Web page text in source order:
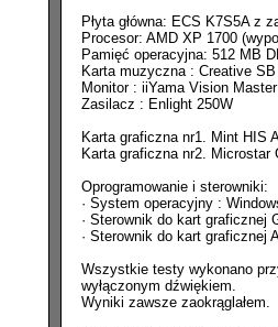
Płyta główna: ECS K7S5A z
Procesor: AMD XP 1700
Pamięć operacyjna: 512 MB
Karta muzyczna : Creative
Monitor : iiYama Vision
Zasilacz : Enlight 250W
Karta graficzna nr1. Mint HIS
Karta graficzna nr2. Microstar
Oprogramowanie i sterowniki:
· System operacyjny :
· Sterownik do kart graficznej
· Sterownik do kart graficznej
Wszystkie testy wykonano
wyłączonym dźwiękiem.
Wyniki zawsze zaokrąglałem.